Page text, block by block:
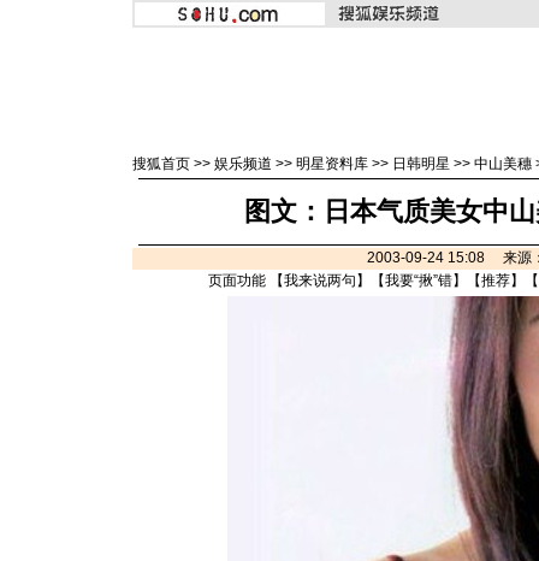
搜狐首页 >> 娱乐频道 >> 明星资料库 >> 日韩明星 >> 中山美穗
图文：日本气质美女中
2003-09-24 15:08 来源
页面功能 【我来说两句 】【我要“揪”错】【推荐】